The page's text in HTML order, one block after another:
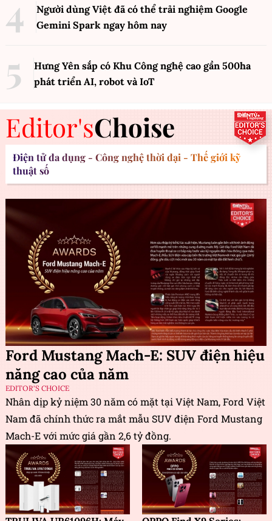
Người dùng Việt đã có thể trải nghiệm Google
Gemini Spark ngay hôm nay
Hưng Yên sắp có Khu Công nghệ cao gần 500ha
phát triển AI, robot và IoT
Editor'sChoise
Điện tử đa dụng - Công nghệ thời đại - Thế giới kỹ
thuật số
Ford Mustang Mach-E: SUV điện hiệu
năng cao của năm
EDITOR'S CHOICE
Nhân dịp kỷ niệm 30 năm có mặt tại Việt Nam, Ford Việt
Nam đã chính thức ra mắt mẫu SUV điện Ford Mustang
Mach-E với mức giá gần 2,6 tỷ đồng.